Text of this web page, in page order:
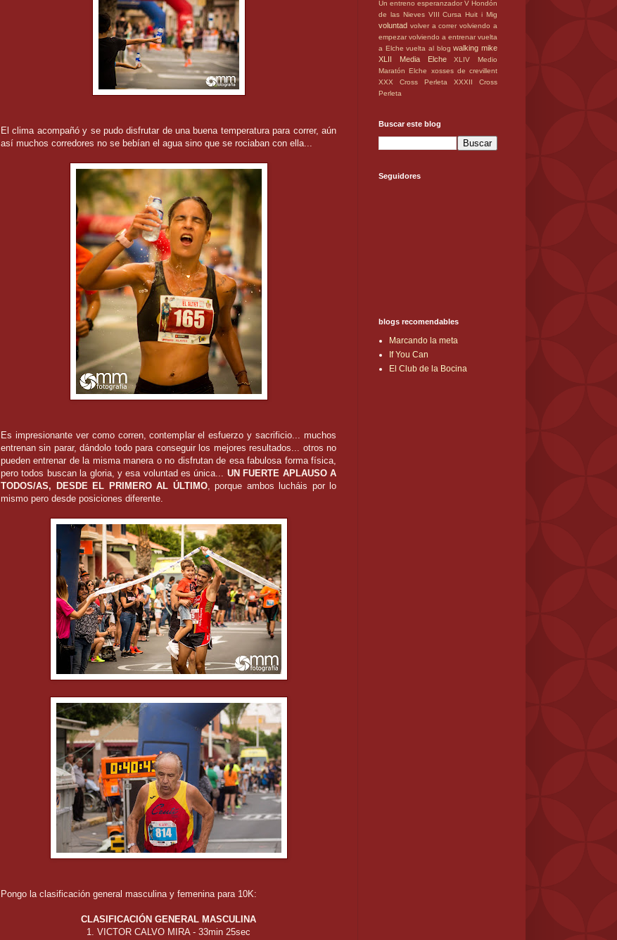
El clima acompañó y se pudo disfrutar de una buena temperatura para correr, aún
así muchos corredores no se bebían el agua sino que se rociaban con ella...
Es impresionante ver como corren, contemplar el esfuerzo y sacrificio... muchos
entrenan sin parar, dándolo todo para conseguir los mejores resultados... otros no
pueden entrenar de la misma manera o no disfrutan de esa fabulosa forma física,
pero todos buscan la gloria, y esa voluntad es única... UN FUERTE APLAUSO A
TODOS/AS, DESDE EL PRIMERO AL ÚLTIMO, porque ambos lucháis por lo
mismo pero desde posiciones diferente.
Pongo la clasificación general masculina y femenina para 10K:
CLASIFICACIÓN GENERAL MASCULINA
1. VICTOR CALVO MIRA - 33min 25sec
Un entreno esperanzador V Hondón
de las Nieves VIII Cursa Huit i Mig
voluntad volver a correr volviendo a
empezar volviendo a entrenar vuelta
a Elche vuelta al blog walking mike
XLII Media Elche
XLIV Medio
Maratón Elche
xosses de crevillent
XXX Cross Perleta
XXXII Cross
Perleta
Buscar este blog
Seguidores
blogs recomendables
Marcando la meta
If You Can
El Club de la Bocina